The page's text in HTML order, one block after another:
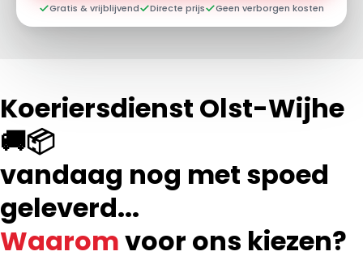
Gratis & vrijblijvend Directe prijs Geen verborgen kosten
Koeriersdienst Olst-Wijhe
🚚📦
vandaag nog met spoed
geleverd...
Waaromvoor ons kiezen?